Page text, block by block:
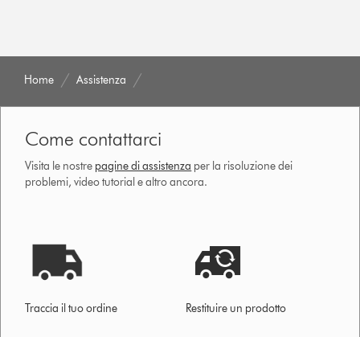
Home Assistenza
Come contattarci
Visita le nostre pagine di assistenza per la risoluzione dei
problemi, video tutorial e altro ancora.
Traccia il tuo ordine Restituire un prodotto